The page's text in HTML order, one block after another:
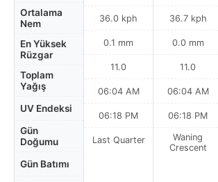
Ortalama
Nem
En Yüksek
Rüzgar
Toplam
Yağış
UV Endeksi
Gün
Doğumu
Gün Batımı
36.0 kph
0.1 mm
11.0
06:04 AM
06:18 PM
Last Quarter
36.7 kph
0.0 mm
11.0
06:04 AM
06:18 PM
Waning
Crescent